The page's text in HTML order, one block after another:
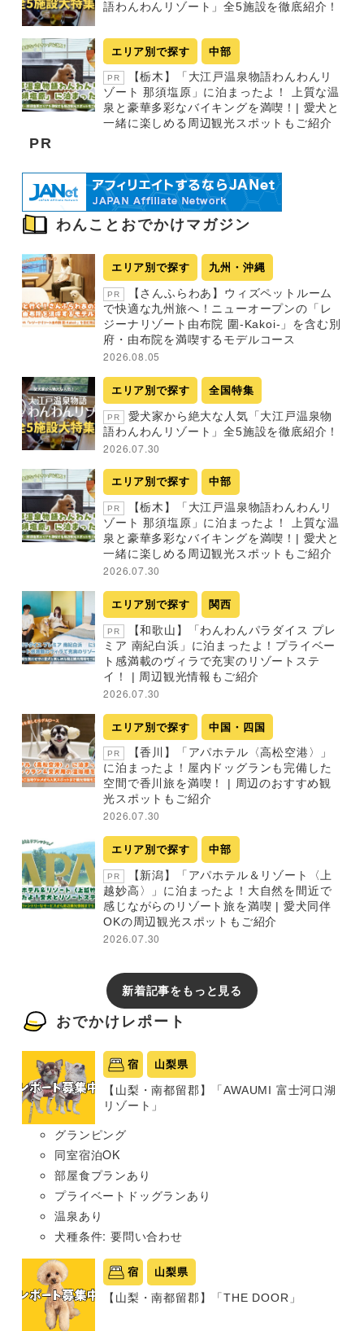
語わんわんリゾート」全5施設を徹底紹介！
エリア別で探す 中部
PR
【栃木】「大江戸温泉物語わんわんリ
ゾート 那須塩原」に泊まったよ！ 上質な温
泉と豪華多彩なバイキングを満喫！| 愛犬と
一緒に楽しめる周辺観光スポットもご紹介
PR
わんことおでかけマガジン
エリア別で探す 九州・沖縄
PR
【さんふらわあ】ウィズペットルーム
で快適な九州旅へ！ニューオープンの「レ
ジーナリゾート由布院 圍-Kakoi-」を含む別
府・由布院を満喫するモデルコース
2026.08.05
エリア別で探す 全国特集
PR
愛犬家から絶大な人気「大江戸温泉物
語わんわんリゾート」全5施設を徹底紹介！
2026.07.30
エリア別で探す 中部
PR
【栃木】「大江戸温泉物語わんわんリ
ゾート 那須塩原」に泊まったよ！ 上質な温
泉と豪華多彩なバイキングを満喫！| 愛犬と
一緒に楽しめる周辺観光スポットもご紹介
2026.07.30
エリア別で探す 関西
PR
【和歌山】「わんわんパラダイス プレ
ミア 南紀白浜」に泊まったよ！プライベー
ト感満載のヴィラで充実のリゾートステ
イ！ | 周辺観光情報もご紹介
2026.07.30
エリア別で探す 中国・四国
PR
【香川】「アパホテル〈高松空港〉」
に泊まったよ！屋内ドッグランも完備した
空間で香川旅を満喫！ | 周辺のおすすめ観
光スポットもご紹介
2026.07.30
エリア別で探す 中部
PR
【新潟】「アパホテル＆リゾート〈上
越妙高〉」に泊まったよ！大自然を間近で
感じながらのリゾート旅を満喫 | 愛犬同伴
OKの周辺観光スポットもご紹介
2026.07.30
新着記事をもっと見る
おでかけレポート
宿 山梨県
【山梨・南都留郡】「AWAUMI 富士河口湖
リゾート」
グランピング
同室宿泊OK
部屋食プランあり
プライベートドッグランあり
温泉あり
犬種条件: 要問い合わせ
宿 山梨県
【山梨・南都留郡】「THE DOOR」